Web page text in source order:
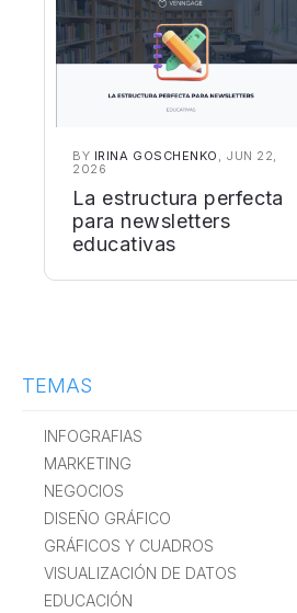
BY IRINA GOSCHENKO , JUN 22,
2026
La estructura perfecta
para newsletters
educativas
TEMAS
INFOGRAFIAS
MARKETING
NEGOCIOS
DISEÑO GRÁFICO
GRÁFICOS Y CUADROS
VISUALIZACIÓN DE DATOS
EDUCACIÓN